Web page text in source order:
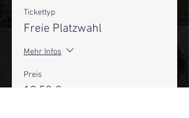
Tickettyp
Freie Platzwahl
Mehr Infos
Preis
19,50 €